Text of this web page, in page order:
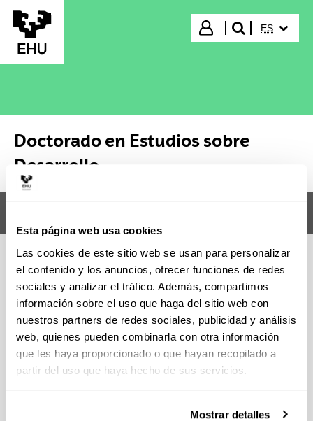
Esta página web usa cookies
Las cookies de este sitio web se usan para personalizar
el contenido y los anuncios, ofrecer funciones de redes
sociales y analizar el tráfico. Además, compartimos
información sobre el uso que haga del sitio web con
nuestros partners de redes sociales, publicidad y análisis
web, quienes pueden combinarla con otra información
que les haya proporcionado o que hayan recopilado a
partir del uso que haya hecho de sus servicios.
Mostrar detalles
Saltar al contenido principal
Iniciar sesión
buscar"
ES
Doctorado en Estudios sobre
Desarrollo
Doctorado en Estudios sobre
Desarrollo